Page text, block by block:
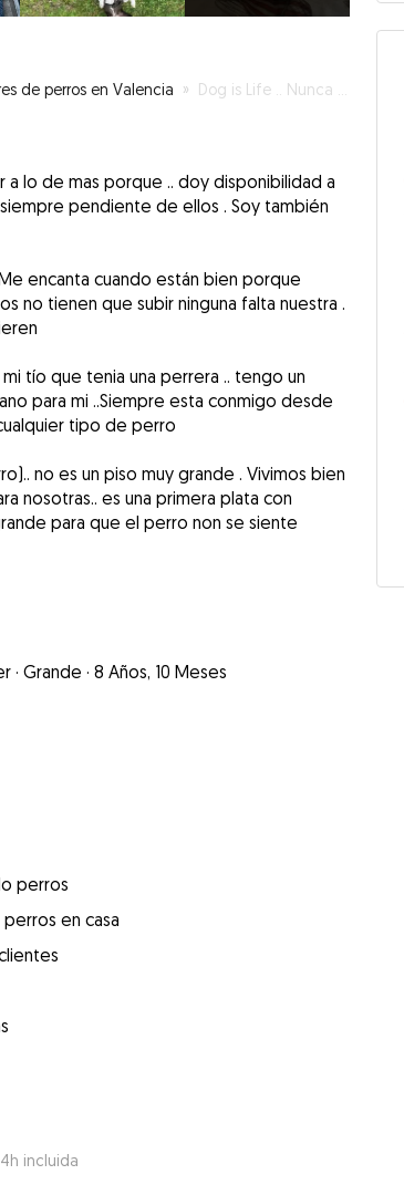
de perros en Valencia » Dog is Life .. Nunca solo .. Siempre en buena compañia ..
a lo de mas porque .. doy disponibilidad a
pendiente de ellos . Soy también
encanta cuando están bien porque
no tienen que subir ninguna falta nuestra .
tío que tenia una perrera .. tengo un
para mi ..Siempre esta conmigo desde
tipo de perro
no es un piso muy grande . Vivimos bien
nosotras.. es una primera plata con
para que el perro non se siente
· Grande · 8 Años, 10 Meses
perros
en casa
incluida